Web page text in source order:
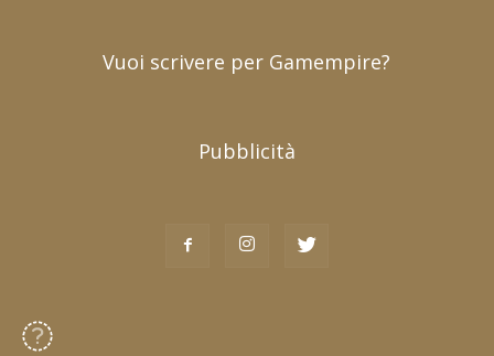
Vuoi scrivere per Gamempire?
Pubblicità